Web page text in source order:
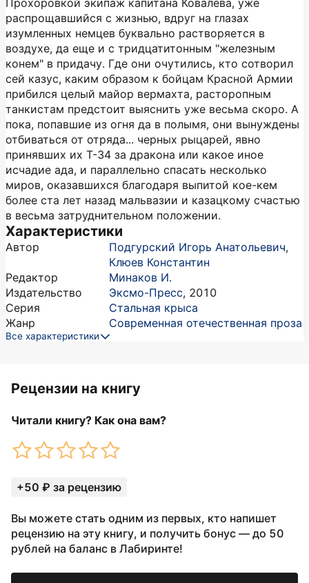
Прохоровкой экипаж капитана Ковалева, уже
распрощавшийся с жизнью, вдруг на глазах
изумленных немцев буквально растворяется в
воздухе, да еще и с тридцатитонным "железным
конем" в придачу. Где они очутились, кто сотворил
сей казус, каким образом к бойцам Красной Армии
прибился целый майор вермахта, расторопным
танкистам предстоит выяснить уже весьма скоро. А
пока, попавшие из огня да в полымя, они вынуждены
отбиваться от отряда... черных рыцарей, явно
принявших их Т-34 за дракона или какое иное
исчадие ада, и параллельно спасать несколько
миров, оказавшихся благодаря выпитой кое-кем
более ста лет назад мальвазии и казацкому счастью
в весьма затруднительном положении.
Характеристики
Автор Подгурский Игорь Анатольевич,
Клюев Константин
Редактор
Минаков И.
Издательство
Эксмо-Пресс, 2010
Серия
Стальная крыса
Жанр
Современная отечественная проза
Все характеристики
Рецензии на книгу
Читали книгу? Как она вам?
+50 ₽ за рецензию
Вы можете стать одним из первых, кто напишет
рецензию на эту книгу, и получить бонус — до 50
рублей на баланс в Лабиринте!